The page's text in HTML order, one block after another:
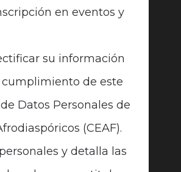
en eventos y
su información
cumplimiento de este
Datos Personales de
(CEAF).
y detalla las